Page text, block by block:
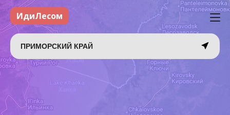
ИдиЛесом
ПРИМОРСКИЙ КРАЙ